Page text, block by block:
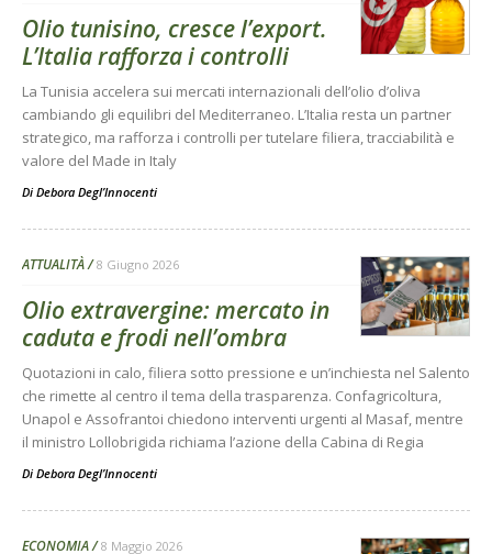
Olio tunisino, cresce l’export.
L’Italia rafforza i controlli
La Tunisia accelera sui mercati internazionali dell’olio d’oliva
cambiando gli equilibri del Mediterraneo. L’Italia resta un partner
strategico, ma rafforza i controlli per tutelare filiera, tracciabilità e
valore del Made in Italy
Di Debora Degl’Innocenti
ATTUALITÀ 8 Giugno 2026
Olio extravergine: mercato in
caduta e frodi nell’ombra
Quotazioni in calo, filiera sotto pressione e un’inchiesta nel Salento
che rimette al centro il tema della trasparenza. Confagricoltura,
Unapol e Assofrantoi chiedono interventi urgenti al Masaf, mentre
il ministro Lollobrigida richiama l’azione della Cabina di Regia
Di Debora Degl’Innocenti
ECONOMIA 8 Maggio 2026